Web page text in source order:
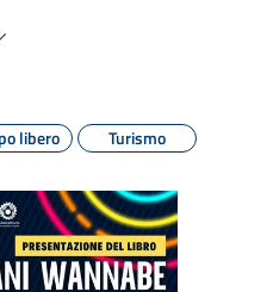
libero Turismo